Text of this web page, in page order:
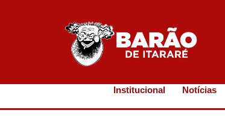
Institucional Notícias